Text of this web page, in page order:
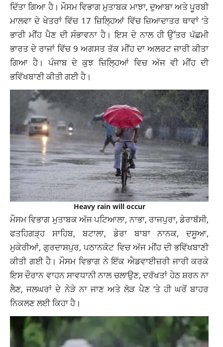
ਦਿੱਤਾ ਗਿਆ ਹੈ। ਮੌਸਮ ਵਿਭਾਗ ਮੁਤਾਬਕ ਮਾਝਾ, ਦੁਆਬਾ ਅਤੇ ਪੂਰਬੀ
ਮਾਲਵਾ ਦੇ ਖੇਤਰਾਂ ਵਿੱਚ 17 ਜ਼ਿਲ੍ਹਿਆਂ ਵਿੱਚ ਜ਼ਿਆਦਾਤਰ ਥਾਵਾਂ ‘ਤੇ
ਭਾਰੀ ਮੀਂਹ ਪੈਣ ਦੀ ਸੰਭਾਵਨਾ ਹੈ। ਇਸ ਦੇ ਨਾਲ ਹੀ ਉੱਤਰ ਪੱਛਮੀ
ਭਾਰਤ ਦੇ ਰਾਜਾਂ ਵਿੱਚ 9 ਅਗਸਤ ਤੱਕ ਮੀਂਹ ਦਾ ਅਲਰਟ ਜਾਰੀ ਕੀਤਾ
ਗਿਆ ਹੈ। ਪੰਜਾਬ ਦੇ ਕੁਝ ਜ਼ਿਲ੍ਹਿਆਂ ਵਿਚ ਅੱਜ ਵੀ ਮੀਂਹ ਦੀ
ਭਵਿੱਖਬਾਣੀ ਕੀਤੀ ਗਈ ਹੈ।
Heavy rain will occur
ਮੌਸਮ ਵਿਭਾਗ ਮੁਤਾਬਕ ਅੱਜ ਪਟਿਆਲਾ, ਨਾਭਾ, ਰਾਜਪੁਰਾ, ਡੇਰਾਬੱਸੀ,
ਫਤਹਿਗੜ੍ਹ ਸਾਹਿਬ, ਬਟਾਲਾ, ਡੇਰਾ ਬਾਬਾ ਨਾਨਕ, ਦਸੂਆ,
ਮੁਕੇਰੀਆਂ, ਗੁਰਦਾਸਪੁਰ, ਪਠਾਨਕੋਟ ਵਿਚ ਅੱਜ ਮੀਂਹ ਦੀ ਭਵਿੱਖਬਾਣੀ
ਕੀਤੀ ਗਈ ਹੈ। ਮੌਸਮ ਵਿਭਾਗ ਨੇ ਇੱਕ ਐਡਵਾਈਜ਼ਰੀ ਜਾਰੀ ਕਰਕੇ
ਇਸ ਦੌਰਾਨ ਵਾਹਨ ਸਾਵਧਾਨੀ ਨਾਲ ਚਲਾਉਣ, ਦਰੱਖਤਾਂ ਹੇਠ ਸ਼ਰਨ ਨਾ
ਲੈਣ, ਜਲਘਰਾਂ ਦੇ ਨੇੜੇ ਨਾ ਜਾਣ ਅਤੇ ਲੋੜ ਪੈਣ ‘ਤੇ ਹੀ ਘਰੋਂ ਬਾਹਰ
ਨਿਕਲਣ ਲਈ ਕਿਹਾ ਹੈ।